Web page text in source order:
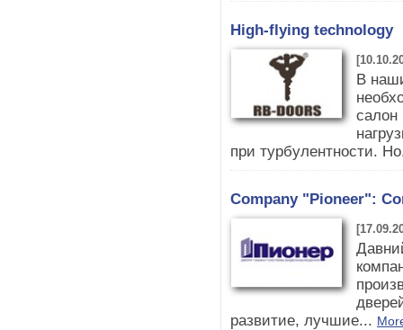
High-flying technology
В
салон
при турбулентности.
Company "Pioneer":
развитие, лучшие...